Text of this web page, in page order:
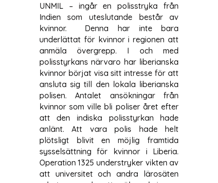
UNMIL – ingår en polisstryka från
Indien som uteslutande består av
kvinnor. Denna har inte bara
underlättat för kvinnor i regionen att
anmäla övergrepp. I och med
polisstyrkans närvaro har liberianska
kvinnor börjat visa sitt intresse för att
ansluta sig till den lokala liberianska
polisen. Antalet ansökningar från
kvinnor som ville bli poliser året efter
att den indiska polisstyrkan hade
anlänt. Att vara polis hade helt
plötsligt blivit en möjlig framtida
sysselsättning för kvinnor i Liberia.
Operation 1325 understryker vikten av
att universitet och andra lärosäten